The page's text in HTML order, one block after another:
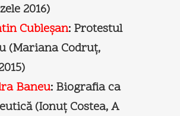
2016)
Cubleșan: Protestul
(Mariana Codruț,
Baneu: Biografia ca
(Ionuţ Costea, A